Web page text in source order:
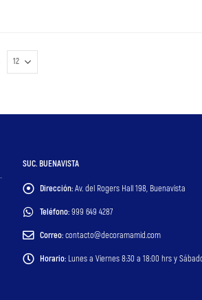
SUC. BUENAVISTA
Dirección:Av. del Rogers Hall 198, Buenavista
Teléfono:999 649 4287
Correo:contacto@decoramamid.com
Horario: Lunes a Viernes 8:30 a 18:00 hrs y